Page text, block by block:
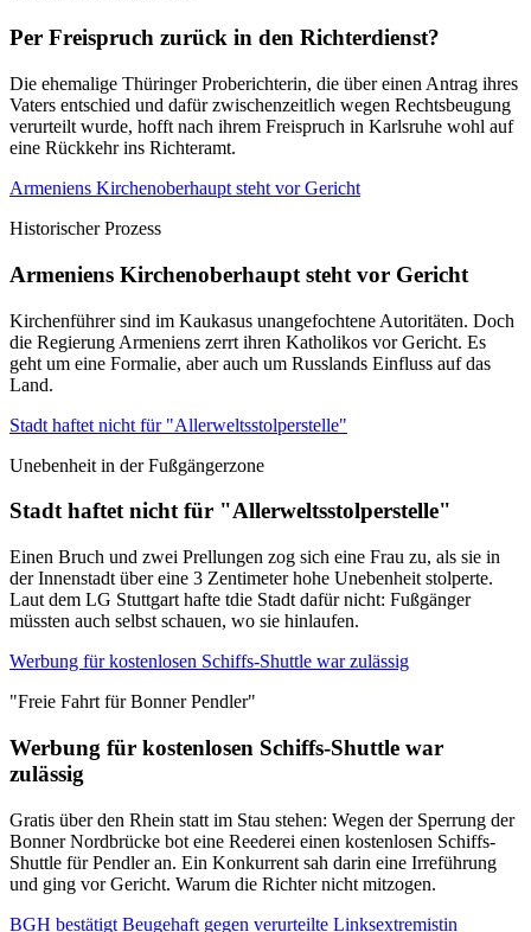
Per Freispruch zurück in den Richterdienst?
Die ehemalige Thüringer Proberichterin, die über einen Antrag ihres
Vaters entschied und dafür zwischenzeitlich wegen Rechtsbeugung
verurteilt wurde, hofft nach ihrem Freispruch in Karlsruhe wohl auf
eine Rückkehr ins Richteramt.
Armeniens Kirchenoberhaupt steht vor Gericht
Historischer Prozess
Armeniens Kirchenoberhaupt steht vor Gericht
Kirchenführer sind im Kaukasus unangefochtene Autoritäten. Doch
die Regierung Armeniens zerrt ihren Katholikos vor Gericht. Es
geht um eine Formalie, aber auch um Russlands Einfluss auf das
Land.
Stadt haftet nicht für "Allerweltsstolperstelle"
Unebenheit in der Fußgängerzone
Stadt haftet nicht für "Allerweltsstolperstelle"
Einen Bruch und zwei Prellungen zog sich eine Frau zu, als sie in
der Innenstadt über eine 3 Zentimeter hohe Unebenheit stolperte.
Laut dem LG Stuttgart hafte tdie Stadt dafür nicht: Fußgänger
müssten auch selbst schauen, wo sie hinlaufen.
Werbung für kostenlosen Schiffs-Shuttle war zulässig
"Freie Fahrt für Bonner Pendler"
Werbung für kostenlosen Schiffs-Shuttle war
zulässig
Gratis über den Rhein statt im Stau stehen: Wegen der Sperrung der
Bonner Nordbrücke bot eine Reederei einen kostenlosen Schiffs-
Shuttle für Pendler an. Ein Konkurrent sah darin eine Irreführung
und ging vor Gericht. Warum die Richter nicht mitzogen.
BGH bestätigt Beugehaft gegen verurteilte Linksextremistin